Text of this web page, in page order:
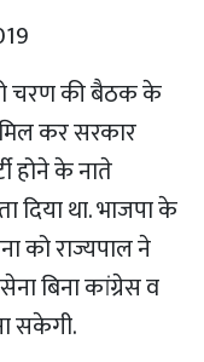
चरण की बैठक के
कर सरकार
होने के नाते
दिया था. भाजपा के
को राज्यपाल ने
बिना कांग्रेस व
सकेगी.